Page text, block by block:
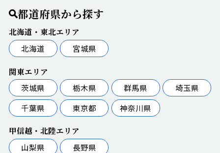
都道府県から探す
北海道・東北エリア
北海道
宮城県
関東エリア
茨城県
栃木県 群馬県
埼玉県
千葉県
東京都 神奈川県
甲信越・北陸エリア
山梨県
長野県